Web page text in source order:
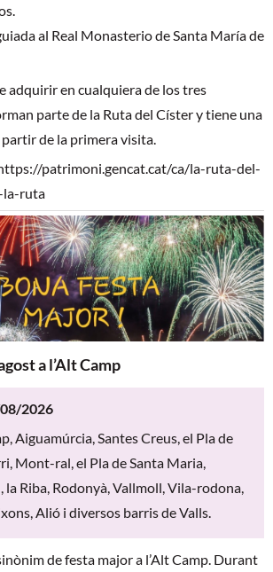
al Real Monasterio de Santa María de
adquirir en cualquiera de los tres
parte de la Ruta del Císter y tiene una
de la primera visita.
patrimoni.gencat.cat/ca/la-ruta-del-
la-ruta
a l’Alt Camp
2026
Aiguamúrcia, Santes Creus, el Pla de
Mont-ral, el Pla de Santa Maria,
la Riba, Rodonyà, Vallmoll, Vila-rodona,
Alió i diversos barris de Valls.
de festa major a l’Alt Camp. Durant